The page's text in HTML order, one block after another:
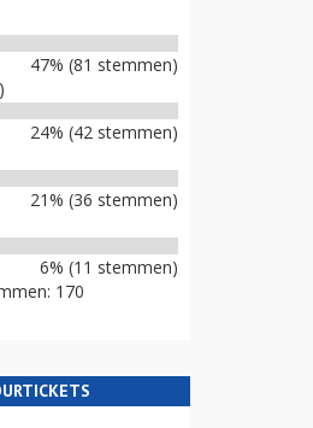
47% (81 stemmen)
24% (42 stemmen)
21% (36 stemmen)
6% (11 stemmen)
170